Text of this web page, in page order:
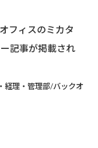
フィスのミカタ
記事が掲載され
経理・管理部/バックオ